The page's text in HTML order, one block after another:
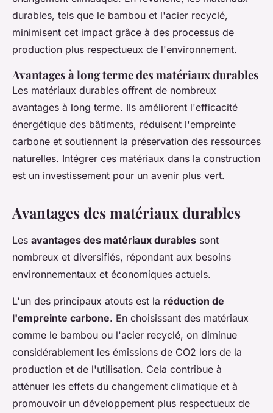
durables, tels que le bambou et l'acier recyclé,
minimisent cet impact grâce à des processus de
production plus respectueux de l'environnement.
Avantages à long terme des matériaux durables
Les matériaux durables offrent de nombreux
avantages à long terme. Ils améliorent l'efficacité
énergétique des bâtiments, réduisent l'empreinte
carbone et soutiennent la préservation des ressources
naturelles. Intégrer ces matériaux dans la construction
est un investissement pour un avenir plus vert.
Avantages des matériaux durables
Les avantages des matériaux durables sont
nombreux et diversifiés, répondant aux besoins
environnementaux et économiques actuels.
L'un des principaux atouts est la réduction de
l'empreinte carbone. En choisissant des matériaux
comme le bambou ou l'acier recyclé, on diminue
considérablement les émissions de CO2 lors de la
production et de l'utilisation. Cela contribue à
atténuer les effets du changement climatique et à
promouvoir un développement plus respectueux de